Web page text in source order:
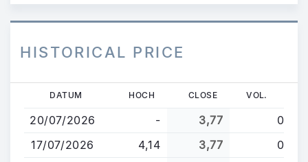
HISTORICAL PRICE
Direkt
Inhalt
DATUM HOCH CLOSE VOL.
20/07/2026 - 3,77
0
17/07/2026
4,14 3,77
0